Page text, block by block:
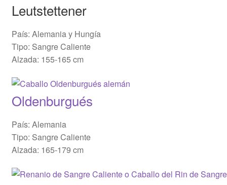
Leutstettener
País: Alemania y Hungía
Tipo: Sangre Caliente
Alzada: 155-165 cm
Oldenburgués
País: Alemania
Tipo: Sangre Caliente
Alzada: 165-179 cm